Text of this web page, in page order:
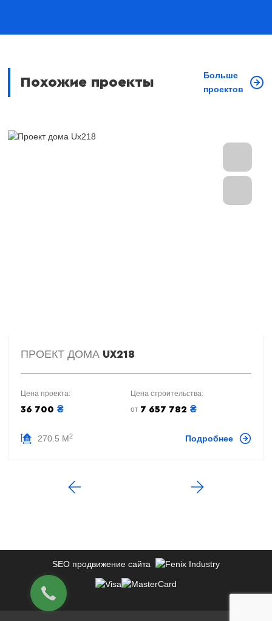
Похожие проекты
Больше
проектов
ПРОЕКТ ДОМА UX218
Цена проекта:
36 700 ₴
Цена строительства:
от 7 657 782 ₴
270.5 М2 Подробнее
SEO продвижение сайта